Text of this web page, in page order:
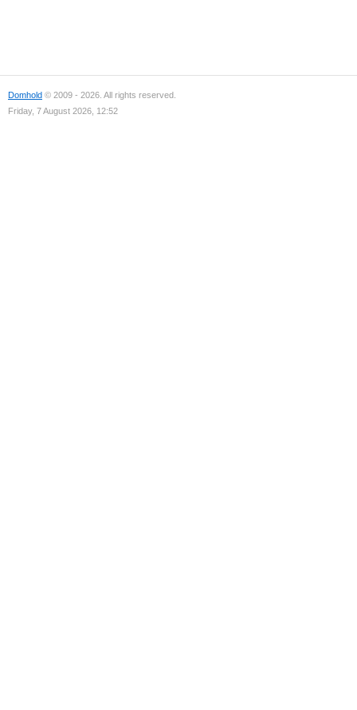
Domhold © 2009 - 2026. All rights reserved.
Friday, 7 August 2026, 12:52